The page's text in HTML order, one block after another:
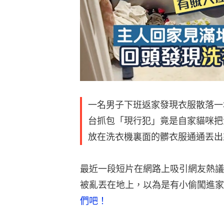
一名男子下班返家發現衣服散落
台抓包「現行犯」竟是自家貓咪
放在洗衣機裏面的髒衣服通通丟
最近一段短片在網路上吸引網友熱
被亂丟在地上，以為是有小偷闖進
們吧！